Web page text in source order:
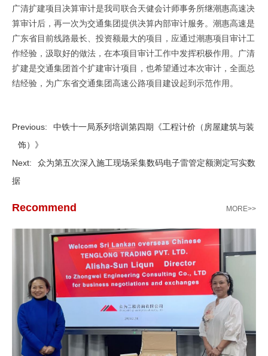
广清扩建项目决算审计是我司联合天健会计师事务所继潮惠高速决
算审计后，再一次为交通集团提供决算内部审计服务。潮惠高速是
广东省目前线路最长、投资额最大的项目，应通过潮惠项目审计工
作经验，汲取好的做法，在本项目审计工作中发挥积极作用。广清
扩建是交通集团首个扩建审计项目，也希望通过本次审计，全面总
结经验，为广东省交通集团高速公路项目建设起到示范作用。
Previous:
中铁十一局系列培训第四期《工程计价（房屋建筑与装
饰）》
Next:
众为第五次深入施工现场采集数码电子雷管定额测定写实数
据
Recommend MORE>>